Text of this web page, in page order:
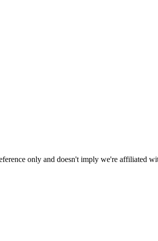
only and doesn't imply we're affiliated